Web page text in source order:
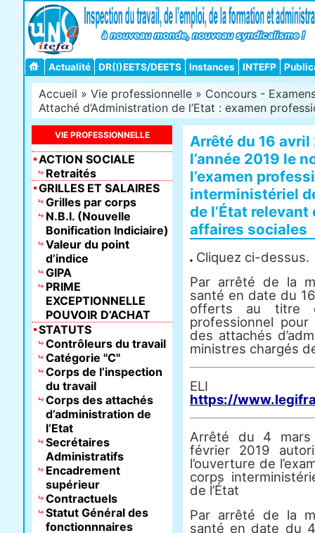
Actualité DR(I)EETS/DEETS Instances INTEFP
Accueil » Vie professionnelle » Concours -
Attaché d’Administration de l’Etat : examen
Arrêté du 16
l’année 2019 le
l’examen
interministériel
de l’État
affaires sociales
Cliquez ci-dessus.
Par arrêté de la
santé en date du
offerts au titre
professionnel pour
des attachés
ministres chargés
https://
Arrêté du 4 mars
février 2019
l’ouverture de
corps
de l’État
Par arrêté de la
santé en date du
VIE PROFESSIONNELLE
ACTION SOCIALE
Retraités
GRILLES ET SALAIRES
Grilles par corps
N.B.I. (Nouvelle
Bonification Indiciaire)
Valeur du point
d’indice
GIPA
PRIME
EXCEPTIONNELLE
POUVOIR D’ACHAT
STATUTS
Contrôleurs du travail
Catégorie "C"
Corps de l’inspection
du travail
Corps des attachés
d’administration de
l’Etat
Secrétaires
Administratifs
Encadrement
supérieur
Contractuels
Statut Général des
fonctionnnaires